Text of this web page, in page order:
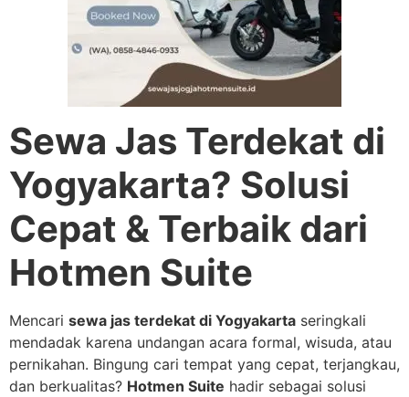
Sewa Jas Terdekat di
Yogyakarta? Solusi
Cepat & Terbaik dari
Hotmen Suite
Mencari sewa jas terdekat di Yogyakarta seringkali
mendadak karena undangan acara formal, wisuda, atau
pernikahan. Bingung cari tempat yang cepat, terjangkau,
dan berkualitas? Hotmen Suite hadir sebagai solusi